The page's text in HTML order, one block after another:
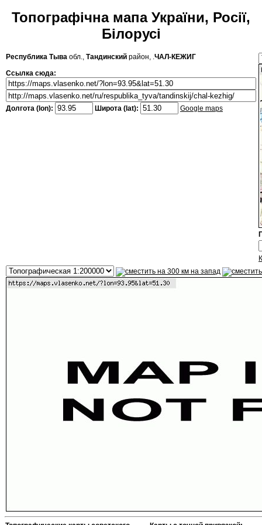
Топографічна мапа України, Росії,
Білорусі
Республика Тыва обл., Тандинский район, .ЧАЛ-КЕЖИГ
Ссылка сюда:
Долгота (lon): Широта (lat): Google maps